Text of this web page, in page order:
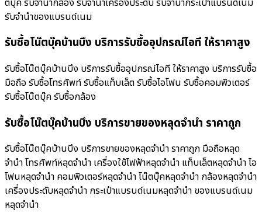
รับจำนำของแบรนด์เนม
รับซื้อโน๊ตบุ๊คบ้านบึง บริการรับซื้ออุปกรณ์ไอที ให้ราคาสูง
รับซื้อโน๊ตบุ๊คบ้านบึง บริการรับซื้ออุปกรณ์ไอที ให้ราคาสูง บริการรับซื้อ
มือถือ รับซื้อโทรศัพท์ รับซื้อแท็บเล็ต รับซื้อไอโฟน รับซื้อคอมพิวเตอร์
รับซื้อโน๊ตบุ๊ค รับซื้อกล้อง
รับซื้อโน๊ตบุ๊คบ้านบึง บริการขายของหลุดจำนำ ราคาถูก
รับซื้อโน๊ตบุ๊คบ้านบึง บริการขายของหลุดจำนำ ราคาถูก มือถือหลุด
จำนำ โทรศัพท์หลุดจำนำ เครื่องใช้ไฟฟ้าหลุดจำนำ แท็บเล็ตหลุดจำนำ ไอ
โฟนหลุดจำนำ คอมพิวเตอร์หลุดจำนำ โน๊ตบุ๊คหลุดจำนำ กล้องหลุดจำนำ
เครื่องประดับหลุดจำนำ กระเป๋าแบรนด์เนมหลุดจำนำ ของแบรนด์เนม
หลุดจำนำ